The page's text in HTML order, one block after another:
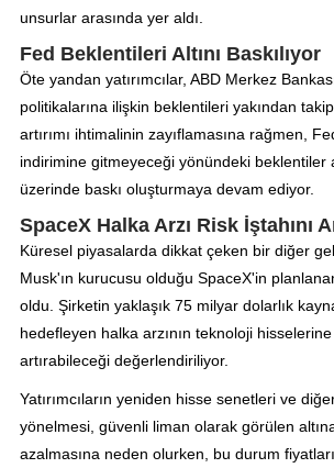
unsurlar arasında yer aldı.
Fed Beklentileri Altını Baskılıyor
Öte yandan yatırımcılar, ABD Merkez
politikalarına ilişkin beklentileri yakından
artırımı ihtimalinin zayıflamasına rağmen,
indirimine gitmeyeceği yönündeki beklentiler
üzerinde baskı oluşturmaya devam ediyor.
SpaceX Halka Arzı Risk İştahını
Küresel piyasalarda dikkat çeken bir diğer
Musk'ın kurucusu olduğu SpaceX'in
oldu. Şirketin yaklaşık 75 milyar dolarlık
hedefleyen halka arzının teknoloji
artırabileceği değerlendiriliyor.
Yatırımcıların yeniden hisse senetleri ve
yönelmesi, güvenli liman olarak görülen
azalmasına neden olurken, bu durum